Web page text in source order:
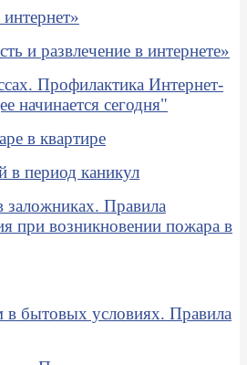
и развлечение в интернете»
Профилактика Интернет-
начинается сегодня"
в квартире
в период каникул
заложниках. Правила
при возникновении пожара в
в бытовых условиях. Правила